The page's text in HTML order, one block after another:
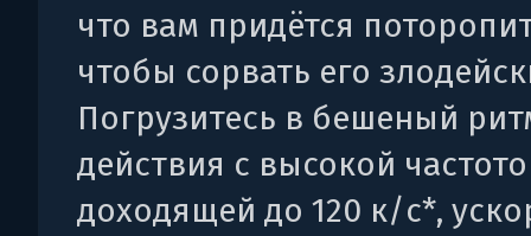
что вам придётся
чтобы сорвать его
Погрузитесь в бешеный
действия с высокой
доходящей до 120 к/с*,